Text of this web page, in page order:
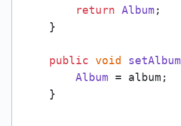
return Album ;
    }
public void setAlbum
Album = album;
    }